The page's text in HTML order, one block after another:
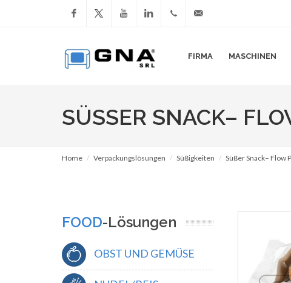
FIRMA MASCHINEN
SÜSSER SNACK–
Home Verpackungslösungen Süßigkeiten Süßer Snack– Flow
FOOD-Lösungen
OBST UND GEMÜSE